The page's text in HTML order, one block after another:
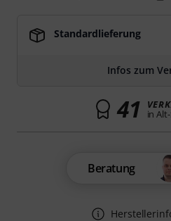
Standardlieferung
Infos zum
41 in
Beratung